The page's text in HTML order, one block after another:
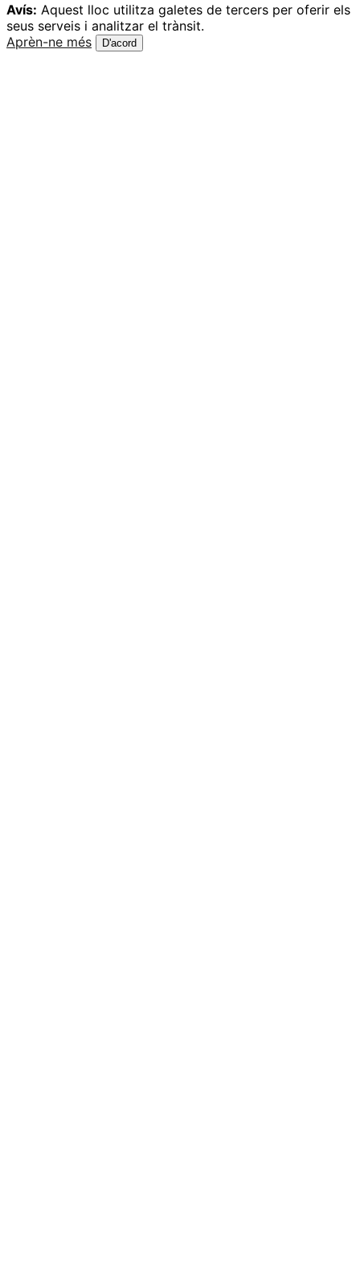
Avís: Aquest lloc utilitza galetes de tercers per oferir els
seus serveis i analitzar el trànsit.
Aprèn-ne més
D'acord